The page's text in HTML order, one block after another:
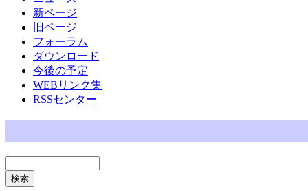
新ページ
旧ページ
フォーラム
ダウンロード
今後の予定
WEBリンク集
RSSセンター